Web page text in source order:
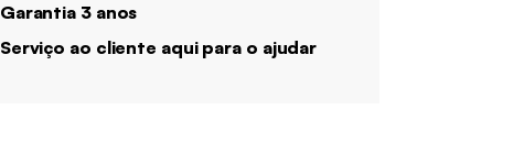
Garantia 3 anos
Serviço ao cliente aqui para o ajudar